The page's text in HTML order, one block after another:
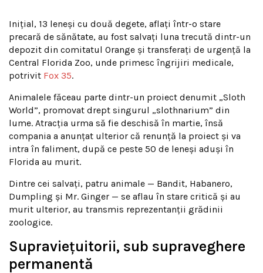
Inițial, 13 leneși cu două degete, aflați într-o stare
precară de sănătate, au fost salvați luna trecută dintr-un
depozit din comitatul Orange și transferați de urgență la
Central Florida Zoo, unde primesc îngrijiri medicale,
potrivit Fox 35.
Animalele făceau parte dintr-un proiect denumit „Sloth
World”, promovat drept singurul „slothnarium” din
lume. Atracția urma să fie deschisă în martie, însă
compania a anunțat ulterior că renunță la proiect și va
intra în faliment, după ce peste 50 de leneși aduși în
Florida au murit.
Dintre cei salvați, patru animale — Bandit, Habanero,
Dumpling și Mr. Ginger — se aflau în stare critică și au
murit ulterior, au transmis reprezentanții grădinii
zoologice.
Supraviețuitorii, sub supraveghere
permanentă